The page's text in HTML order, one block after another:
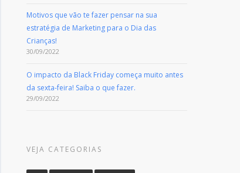
Motivos que vão te fazer pensar na sua
estratégia de Marketing para o Dia das
Crianças!
30/09/2022
O impacto da Black Friday começa muito antes
da sexta-feira! Saiba o que fazer.
29/09/2022
VEJA CATEGORIAS